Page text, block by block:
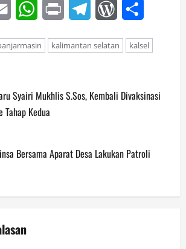
Email WhatsApp
Print TelegramWordPress
kalimantan selatan kalsel
Syairi Mukhlis S.Sos, Kembali Divaksinasi
Tahap Kedua
Bersama Aparat Desa Lakukan Patroli